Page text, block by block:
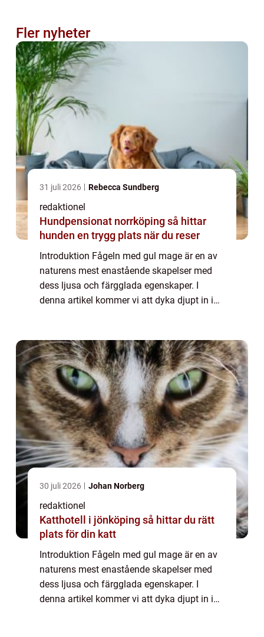
Fler nyheter
31 juli 2026 Rebecca Sundberg
redaktionel
Hundpensionat norrköping så hittar
hunden en trygg plats när du reser
Introduktion Fågeln med gul mage är en av
naturens mest enastående skapelser med
dess ljusa och färgglada egenskaper. I
denna artikel kommer vi att dyka djupt in i
dess h...
30 juli 2026 Johan Norberg
redaktionel
Katthotell i jönköping så hittar du rätt
plats för din katt
Introduktion Fågeln med gul mage är en av
naturens mest enastående skapelser med
dess ljusa och färgglada egenskaper. I
denna artikel kommer vi att dyka djupt in i